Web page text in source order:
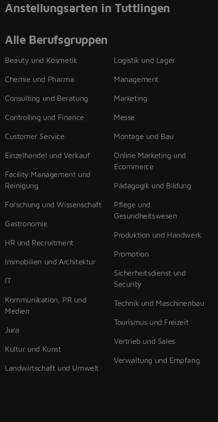
Anstellungsarten in Tuttlingen
Alle Berufsgruppen
Beauty und Kosmetik
Chemie und Pharma
Consulting und Beratung
Controlling und Finance
Customer Service
Einzelhandel und Verkauf
Facility Management und
Reinigung
Forschung und Wissenschaft
Gastronomie
HR und Recruitment
Immobilien und Architektur
IT
Kommunikation, PR und
Medien
Jura
Kultur und Kunst
Landwirtschaft und Umwelt
Logistik und Lager
Management
Marketing
Messe
Montage und Bau
Online Marketing und
Ecommerce
Pädagogik und Bildung
Pflege und
Gesundheitswesen
Produktion und Handwerk
Promotion
Sicherheitsdienst und
Security
Technik und Maschinenbau
Tourismus und Freizeit
Vertrieb und Sales
Verwaltung und Empfang